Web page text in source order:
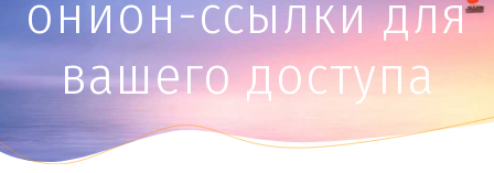
онион-ссылки для
вашего доступа